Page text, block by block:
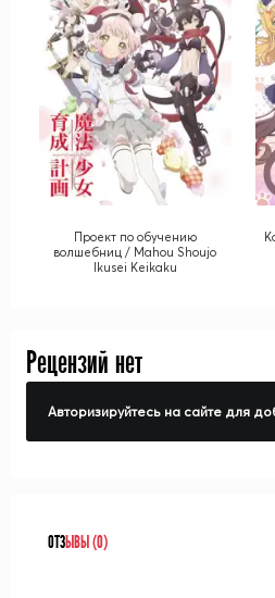
Проект по обучению
волшебниц / Mahou Shoujo
Ikusei Keikaku
Рецензий нет
Авторизируйтесь на сайте для
ОТЗЫВЫ (0)